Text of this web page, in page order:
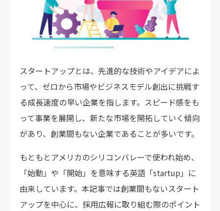
2. 自社採用サイトでの発信
3. 採用オウンドメディアでの発信
2. 採用ペルソナを設定する
3. 伝えるべき内容を決める
4. 読むタイミングと発信方法を設計する
採用広報に取り組む際の3つの注意点
2. 取り組みに優先順位を付ける
3. 継続的に取り組む
スタートアップこそ採用広報を通じて、求職者の自社
理解を促しましょう
スタートアップとは、先進的な技術やアイデアによ
って、ゼロから市場やビジネスモデル創出に挑戦す
る成長速度の早い企業を指します。スピード感をも
って事業を展開し、新たな市場を開拓していく傾向
があり、創業間もない企業であることが多いです。
もともとアメリカのシリコンバレーで使われ始め、
「始動」や「開始」を意味する英語「startup」に
由来しています。本記事では創業間もないスタート
アップを中心に、採用広報に取り組む際のポイント